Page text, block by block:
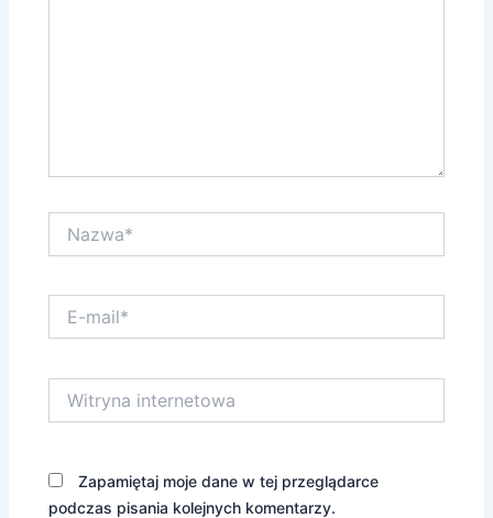
mail*
internetowa
Zapamiętaj moje dane w tej przeglądarce
podczas pisania kolejnych komentarzy.